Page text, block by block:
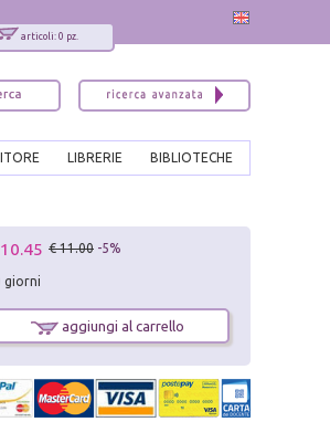
articoli: 0 pz.
BIBLIOTECHE
LIBRERIE
€ 11.00 -5%
giorni
aggiungi al carrello
x
libri?
nostre novità, potrai
quando desideri.